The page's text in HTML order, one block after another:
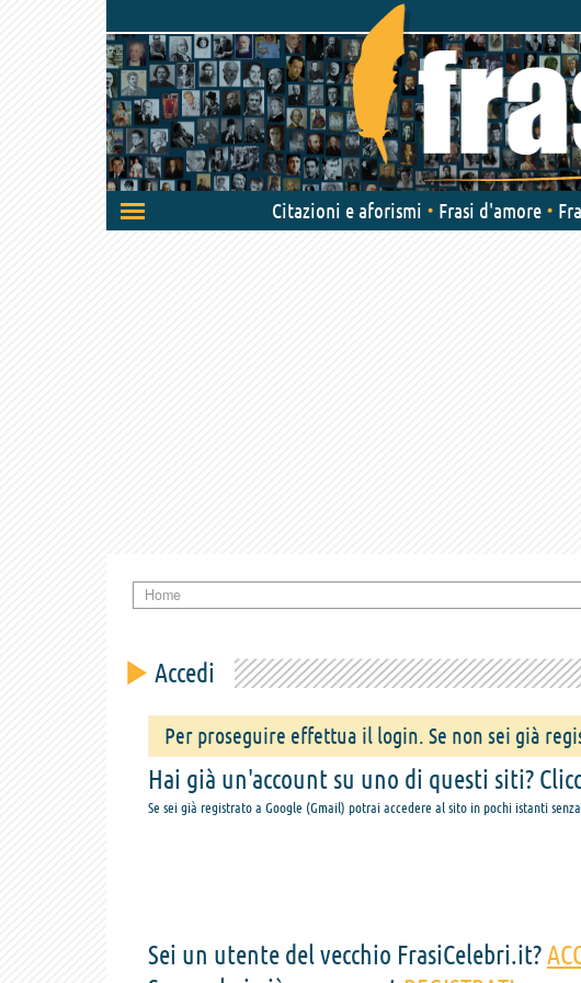
Attiva/disattiva
navigazione
Citazioni e aforismi Frasi d'amore
Home
Accedi
Per proseguire effettua il login. Se non sei già
Hai già un'account su uno di questi siti?
Se sei già registrato a Google (Gmail) potrai accedere al sito in pochi istanti
Sei un utente del vecchio FrasiCelebri.it?